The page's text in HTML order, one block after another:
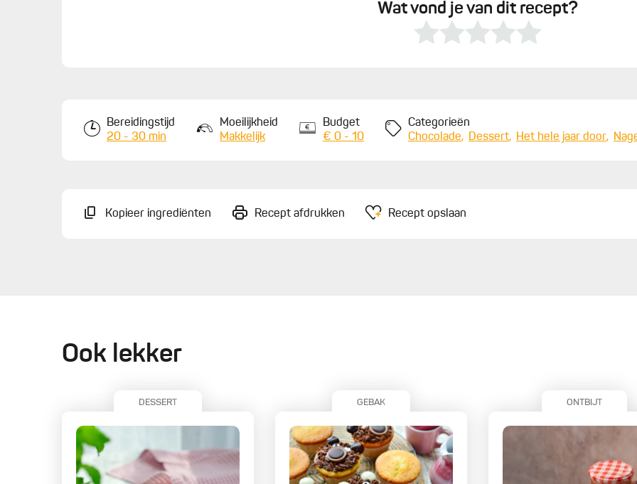
Wat vond je van dit recept?
Bereidingstijd
20 - 30 min
Moeilijkheid
Makkelijk
Budget
€ 0 - 10
Categorieën
Chocolade
Dessert Het hele jaar door
Kopieer ingrediënten Recept afdrukken Recept opslaan
Ook lekker
DESSERT GEBAK ONTBIJT